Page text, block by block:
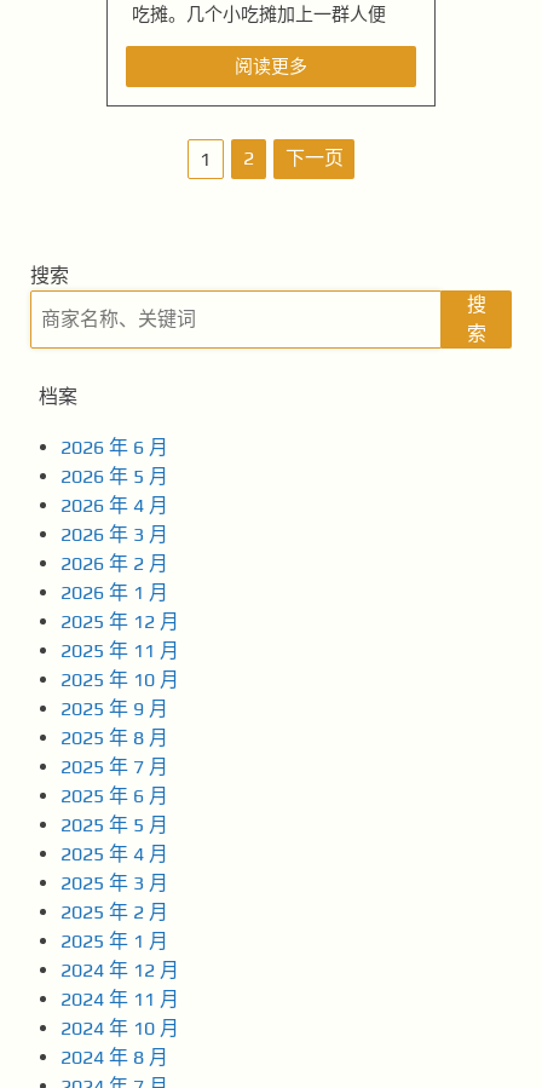
吃摊。几个小吃摊加上一群人便
阅读更多
航
1 2 下一页
搜索
搜
索
档案
2026 年 6 月
2026 年 5 月
2026 年 4 月
2026 年 3 月
2026 年 2 月
2026 年 1 月
2025 年 12 月
2025 年 11 月
2025 年 10 月
2025 年 9 月
2025 年 8 月
2025 年 7 月
2025 年 6 月
2025 年 5 月
2025 年 4 月
2025 年 3 月
2025 年 2 月
2025 年 1 月
2024 年 12 月
2024 年 11 月
2024 年 10 月
2024 年 8 月